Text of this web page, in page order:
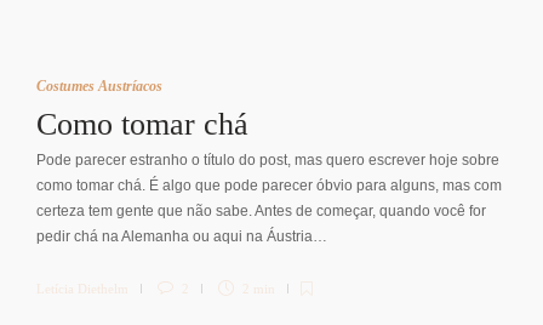
Costumes Austríacos
Como tomar chá
Pode parecer estranho o título do post, mas quero escrever hoje sobre
como tomar chá. É algo que pode parecer óbvio para alguns, mas com
certeza tem gente que não sabe. Antes de começar, quando você for
pedir chá na Alemanha ou aqui na Áustria…
Letícia Diethelm 2 min